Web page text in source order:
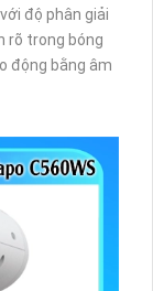
độ phân giải
rõ trong bóng